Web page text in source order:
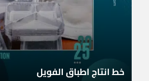
خط انتاج اطباق الفويل